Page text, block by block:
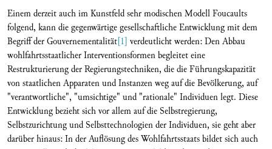
Einem derzeit auch im Kunstfeld sehr modischen Modell Foucaults
folgend, kann die gegenwärtige gesellschaftliche Entwicklung mit dem
Begriff der Gouvernementalität[1] verdeutlicht werden: Den Abbau
wohlfahrtsstaatlicher Interventionsformen begleitet eine
Restrukturierung der Regierungstechniken, die die Führungskapazität
von staatlichen Apparaten und Instanzen weg auf die Bevölkerung, auf
"verantwortliche", "umsichtige" und "rationale" Individuen legt. Diese
Entwicklung bezieht sich vor allem auf die Selbstregierung,
Selbstzurichtung und Selbsttechnologien der Individuen, sie geht aber
darüber hinaus: In der Auflösung des Wohlfahrtsstaats bildet sich auch